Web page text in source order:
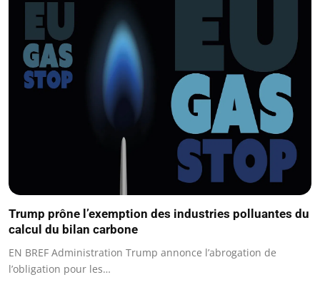
Trump prône l’exemption des industries polluantes du
calcul du bilan carbone
EN BREF Administration Trump annonce l’abrogation de
l’obligation pour les…